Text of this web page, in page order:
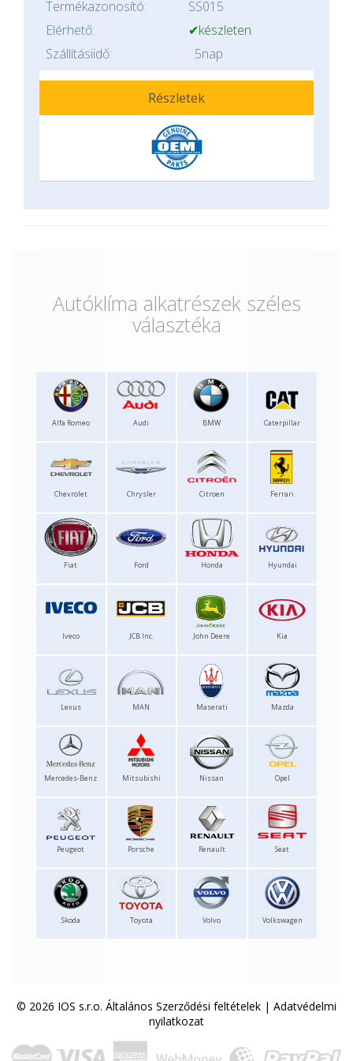
Termékazonosító:
SS015
Elérhető:
✔készleten
Szállításiidő:
5nap
Részletek
Autóklíma alkatrészek széles
választéka
Alfa Romeo Audi BMW Caterpillar
Chevrolet Chrysler Citroen Ferrari
Fiat Ford Honda Hyundai
Iveco JCB Inc. John Deere Kia
Lexus MAN Maserati Mazda
Mercedes-Benz Mitsubishi Nissan Opel
Peugeot Porsche Renault Seat
Skoda Toyota Volvo Volkswagen
© 2026 IOS s.r.o. Általános Szerződési feltételek | Adatvédelmi
nyilatkozat